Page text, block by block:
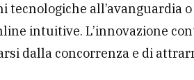
tecnologiche all’avanguardia
intuitive. L’innovazione
dalla concorrenza e di